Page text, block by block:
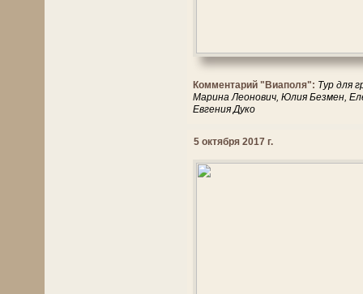
Комментарий "Виаполя": Тур для
Марина Леонович, Юлия Безмен,
Евгения Дуко
5 октября 2017 г.